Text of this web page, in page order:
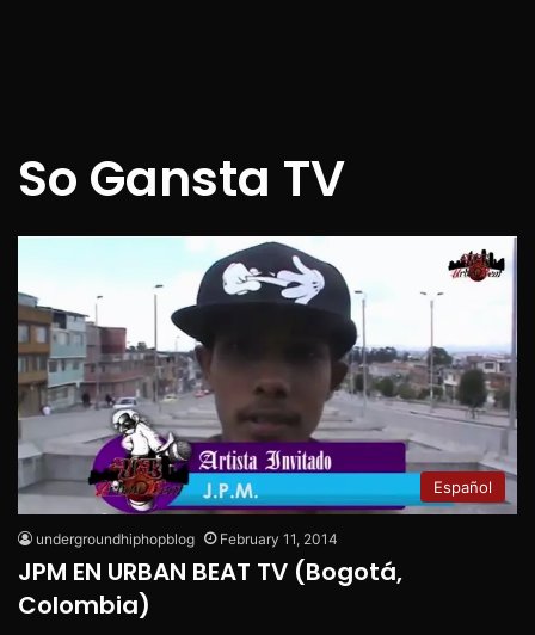
So Gansta TV
Español
undergroundhiphopblog February 11, 2014
JPM EN URBAN BEAT TV (Bogotá,
Colombia)